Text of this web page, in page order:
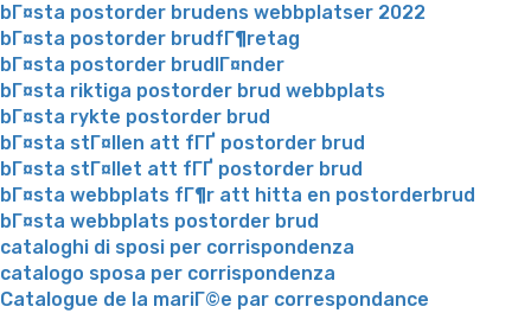
bГ¤sta postorder brudens webbplatser 2022
bГ¤sta postorder brudfГ¶retag
bГ¤sta postorder brudlГ¤nder
bГ¤sta riktiga postorder brud webbplats
bГ¤sta rykte postorder brud
bГ¤sta stГ¤llen att fГҐ postorder brud
bГ¤sta stГ¤llet att fГҐ postorder brud
bГ¤sta webbplats fГ¶r att hitta en postorderbrud
bГ¤sta webbplats postorder brud
cataloghi di sposi per corrispondenza
catalogo sposa per corrispondenza
Catalogue de la mariГ©e par correspondance